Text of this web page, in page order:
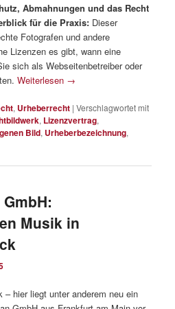
Abmahnungen und das Recht
für die Praxis: Dieser
Fotografen und andere
Lizenzen es gibt, wann eine
sich als Webseitenbetreiber oder
Weiterlesen →
, Urheberrecht |Verschlagwortet mit
, Lizenzvertrag,
Bild, Urheberbezeichnung,
Musik in
hier liegt unter anderem neu ein